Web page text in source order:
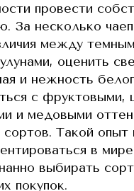
провести
За несколько
между
оценить
и нежность
с фруктовыми,
и медовыми
сортов. Такой опыт
в мире
выбирать
покупок.